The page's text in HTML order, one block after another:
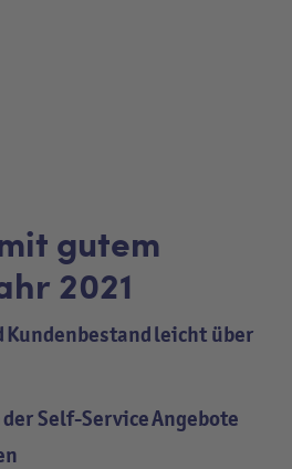
gutem
2021
leicht über
Self-Service Angebote